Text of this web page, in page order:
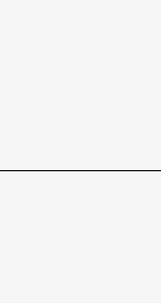
奥赛罗或是
事情发生在伊
化妆术，我